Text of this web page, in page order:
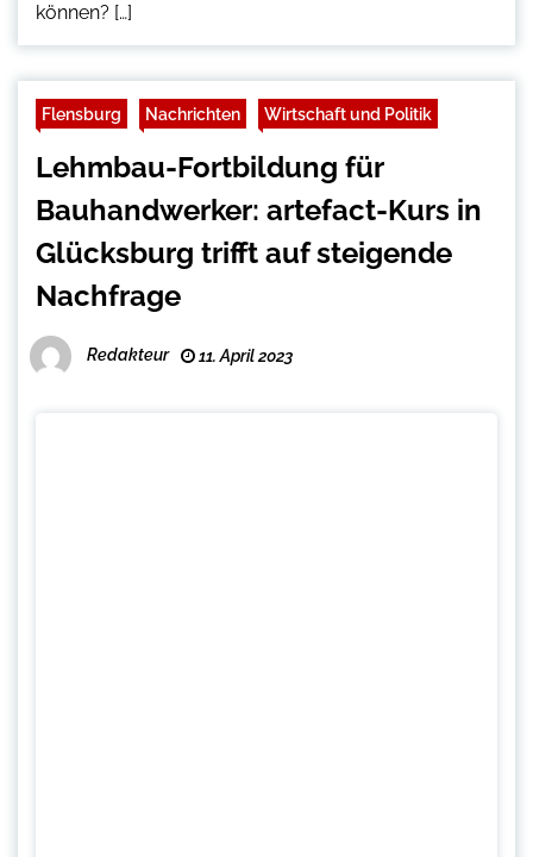
können? […]
Flensburg Nachrichten Wirtschaft und Politik
Lehmbau-Fortbildung für
Bauhandwerker: artefact-Kurs in
Glücksburg trifft auf steigende
Nachfrage
Redakteur 11. April 2023